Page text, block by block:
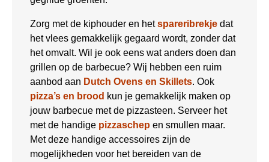
Zorg met de kiphouder en hetspareribrekje dat
het vlees gemakkelijk gegaard wordt, zonder dat
het omvalt. Wil je ook eens wat anders doen dan
grillen op de barbecue? Wij hebben een ruim
aanbod aan Dutch Ovens en Skillets. Ook
pizza’s en brood kun je gemakkelijk maken op
jouw barbecue met de pizzasteen. Serveer het
met de handige pizzaschep en smullen maar.
Met deze handige accessoires zijn de
mogelijkheden voor het bereiden van de